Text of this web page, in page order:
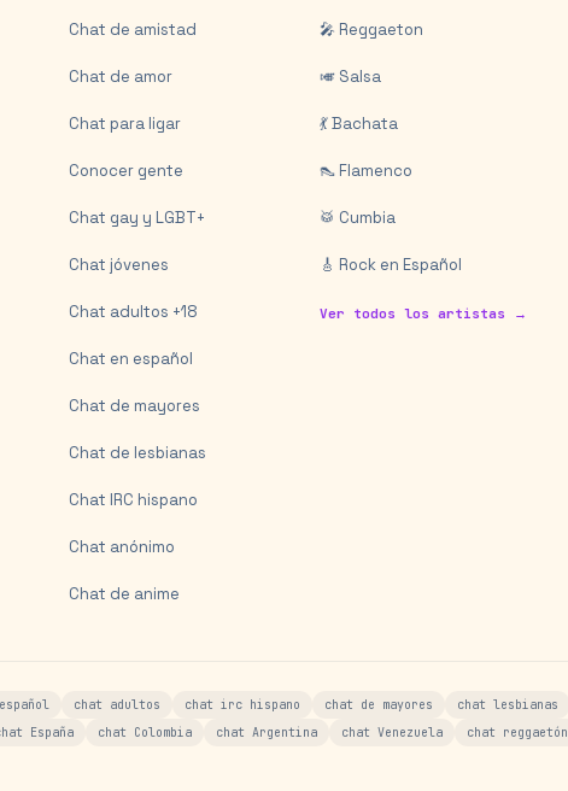
Chat de amistad
Chat de amor
Chat para ligar
Conocer gente
Chat gay y LGBT+
Chat jóvenes
Chat adultos +18
Chat en español
Chat de mayores
Chat de lesbianas
Chat IRC hispano
Chat anónimo
Chat de anime
🎤 Reggaeton
🎺 Salsa
💃 Bachata
👠 Flamenco
🥁 Cumbia
🎸 Rock en Español
Ver todos los artistas →
chat adultos chat irc hispano chat de mayores chat lesbianas
España chat Colombia chat Argentina chat Venezuela chat reggaetón